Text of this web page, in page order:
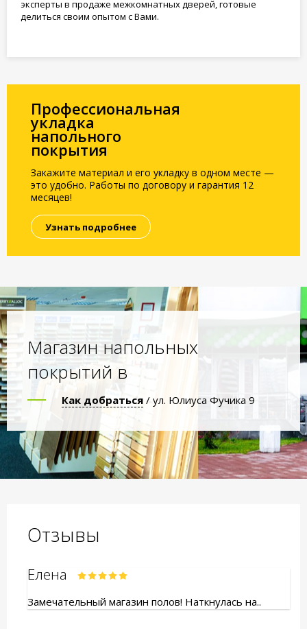
эксперты в продаже межкомнатных дверей, готовые
делиться своим опытом с Вами.
Профессиональная
укладка
напольного
покрытия
Закажите материал и его укладку в одном месте —
это удобно. Работы по договору и гарантия 12
месяцев!
Узнать подробнее
Магазин напольных
покрытий в
Как добраться / ул. Юлиуса Фучика 9
Отзывы
Елена
Замечательный магазин полов! Наткнулась на..